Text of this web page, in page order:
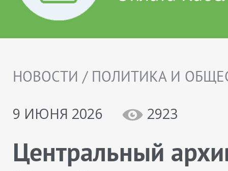
НОВОСТИ / ПОЛИТИКА И
9 ИЮНЯ 2026
2923
Центральный